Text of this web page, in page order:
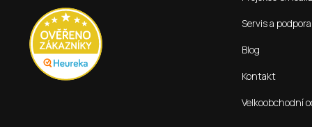
Servis a podpora
Blog
Kontakt
Velkoobchodní